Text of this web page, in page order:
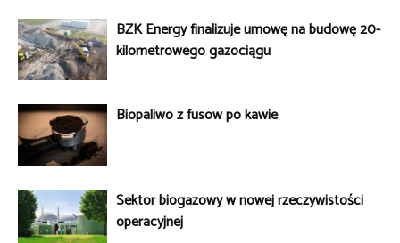
BZK Energy finalizuje umowę na budowę 20-
kilometrowego gazociągu
Biopaliwo z fusów po kawie
Sektor biogazowy w nowej rzeczywistości
operacyjnej